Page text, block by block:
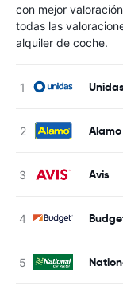
con mejor
todas las
alquiler de coche.
Unidas
Alamo
Avis